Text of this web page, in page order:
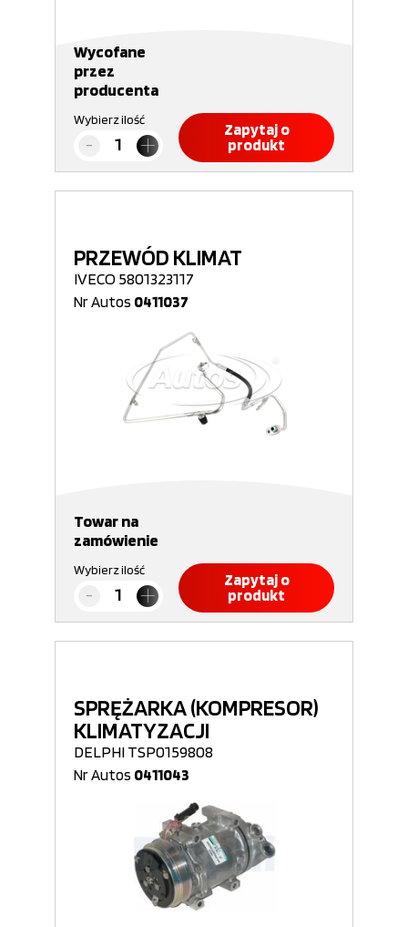
Wycofane
przez
producenta
Wybierz ilość
Zapytaj o
produkt
PRZEWÓD KLIMAT
IVECO 5801323117
Nr Autos 0411037
Towar na
zamówienie
Wybierz ilość
Zapytaj o
produkt
SPRĘŻARKA (KOMPRESOR)
KLIMATYZACJI
DELPHI TSP0159808
Nr Autos 0411043